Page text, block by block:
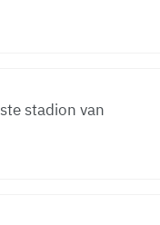
stadion van